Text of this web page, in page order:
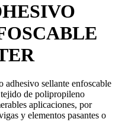
sellante enfoscable
de polipropileno
aplicaciones, por
y elementos pasantes o